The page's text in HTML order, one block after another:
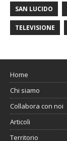
SAN LUCIDO
TELEVISIONE
Home
Chi siamo
Collabora con noi
Articoli
Territorio